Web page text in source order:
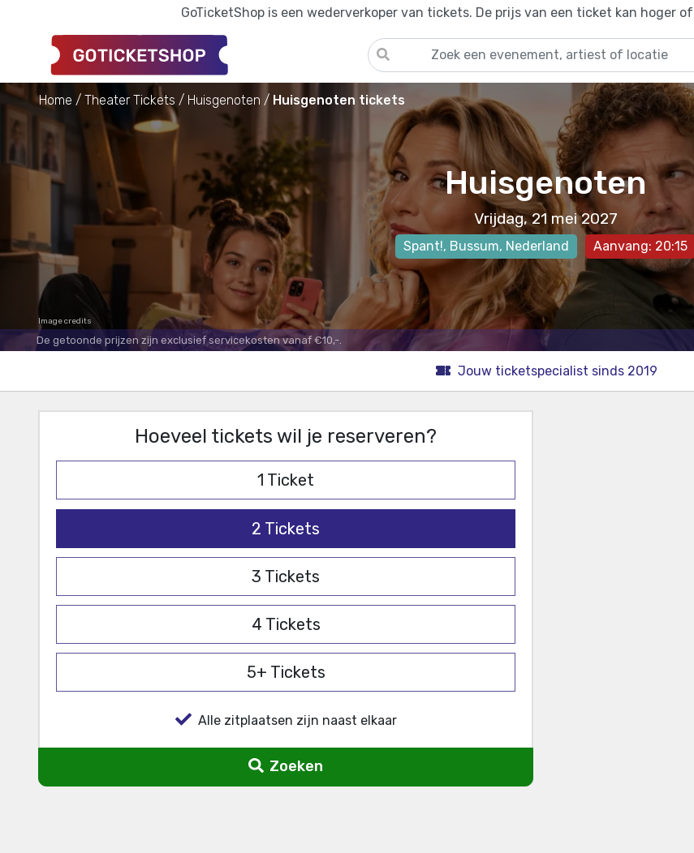
GoTicketShop is een wederverkoper van tickets. De prijs van een ticket kan hoger
Home Theater Tickets Huisgenoten Huisgenoten tickets
Huisgenoten
Vrijdag, 21 mei 2027
Spant!, Bussum, Nederland Aanvang: 20:15
Image credits
De getoonde prijzen zijn exclusief servicekosten vanaf €10,-.
Jouw ticketspecialist sinds 2019
Hoeveel tickets wil je reserveren?
1 Ticket
2 Tickets
3 Tickets
4 Tickets
5+ Tickets
Alle zitplaatsen zijn naast elkaar
Zoeken